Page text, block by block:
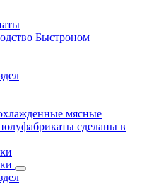
Быстроном
мясные
сделаны в